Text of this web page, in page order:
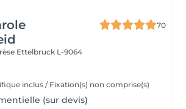
70
Ettelbruck L-9064
inclus / Fixation(s) non comprise(s)
(sur devis)